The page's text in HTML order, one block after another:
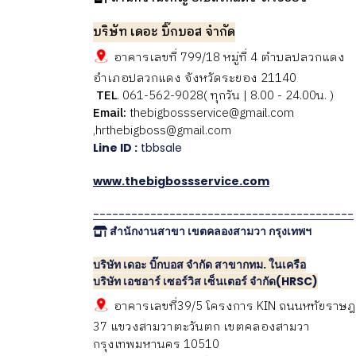
บริษัท เดอะ บิ๊กบอส จำกัด
อาคารเลขที่ 799/18 หมู่ที่ 4 ตำบลปลวกแดง
อำเภอปลวกแดง จังหวัดระยอง 21140
TEL. 061-562-9028( ทุกวัน | 8.00 - 24.00น. )
Email: thebigbossservice@gmail.com
,hrthebigboss@gmail.com
Line ID : tbbsale
www.thebigbossservice.com
-----------------------------------------
สำนักงานสาขา เขตคลองสามวา กรุงเทพฯ
บริษัท เดอะ บิ๊กบอส จำกัด สาขากทม. ในเครือ
บริษัท เอชอาร์ เซอร์วิส เซ็นเตอร์ จำกัด(HRSC)
อาคารเลขที่39/5 โครงการ KIN ถนนหทัยราษ
37 แขวงสามวาตะวันตก เขตคลองสามวา
กรุงเทพมหานคร 10510